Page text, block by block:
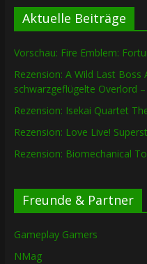
Aktuelle Beiträge
Vorschau: Fire Emblem:
Rezension: A Wild Last Boss
schwarzgeflügelte Overlord
Rezension: Isekai Quartet
Rezension: Love Live!
Rezension: Biomechanical
Freunde & Partner
Gameplay Gamers
NMag